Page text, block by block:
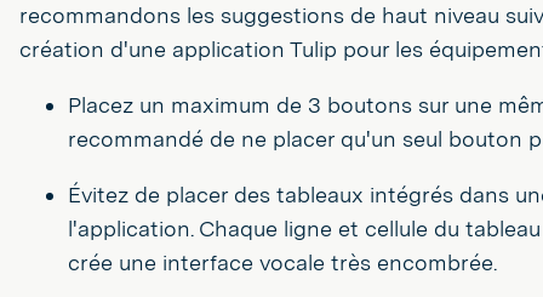
recommandons les suggestions de haut niveau
création d'une application Tulip pour les
Placez un maximum de 3 boutons sur une
recommandé de ne placer qu'un seul bouton
Évitez de placer des tableaux intégrés dans
l'application. Chaque ligne et cellule du
crée une interface vocale très encombrée.